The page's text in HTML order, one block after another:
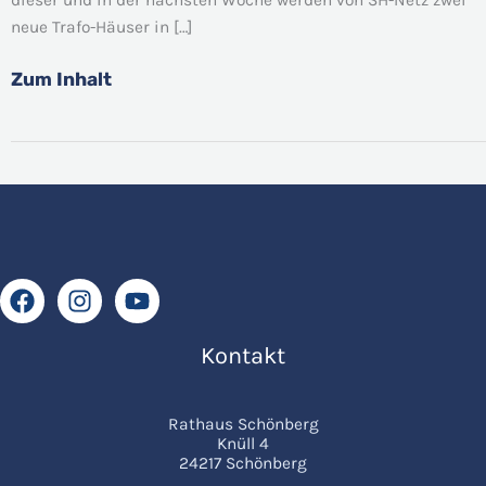
neue Trafo-Häuser in […]
für
Kalifornien
Zum Inhalt
Kontakt
Rathaus Schönberg
Knüll 4
24217 Schönberg